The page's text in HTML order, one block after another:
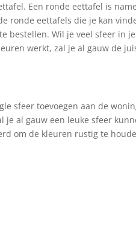
Een ronde eettafel is
ronde eettafels die je kan
bestellen. Wil je veel sfeer in je
werkt, zal je al gauw de
sfeer toevoegen aan de
je al gauw een leuke sfeer
om de kleuren rustig te